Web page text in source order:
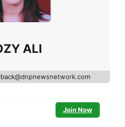
ALI
Join Now